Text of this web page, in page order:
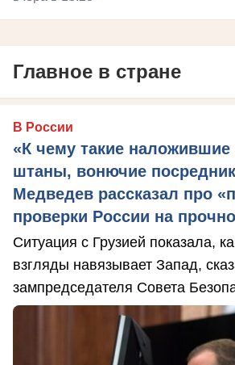
Главное в стране
В России
«К чему такие
штаны, вонючие
Медведев рассказал про
проверки России на
Ситуация с Грузией показала,
взгляды навязывает Запад,
зампредседателя Совета